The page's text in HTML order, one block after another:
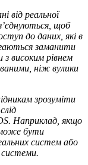
від реальної
щоб
до даних, які в
заманити
з високим рівнем
ніж вулики
зрозуміти
Наприклад, якщо
бути
систем або